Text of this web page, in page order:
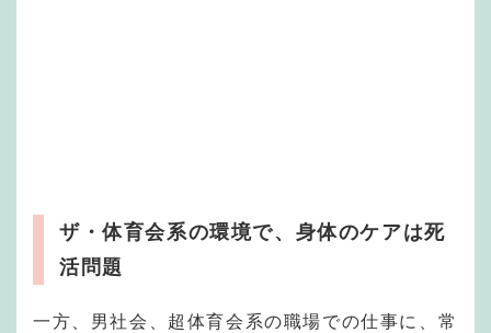
ザ・体育会系の環境で、身体のケアは死
活問題
一方、男社会、超体育会系の職場での仕事に、常